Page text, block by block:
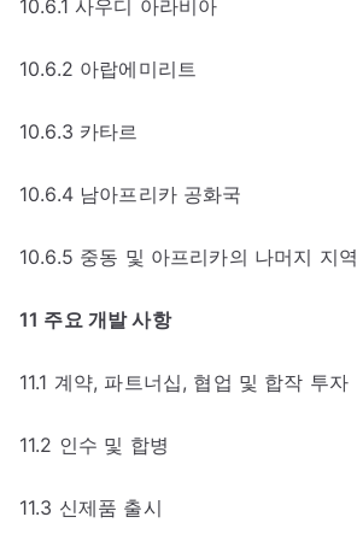
10.6.1 사우디 아라비아
10.6.2 아랍에미리트
10.6.3 카타르
10.6.4 남아프리카 공화국
10.6.5 중동 및 아프리카의 나머지 지역
11 주요 개발 사항
11.1 계약, 파트너십, 협업 및 합작 투자
11.2 인수 및 합병
11.3 신제품 출시